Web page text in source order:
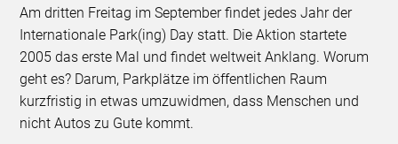
Am dritten Freitag im September findet jedes Jahr der
Internationale Park(ing) Day statt. Die Aktion startete
2005 das erste Mal und findet weltweit Anklang. Worum
geht es? Darum, Parkplätze im öffentlichen Raum
kurzfristig in etwas umzuwidmen, dass Menschen und
nicht Autos zu Gute kommt.